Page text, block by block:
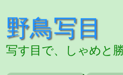
野鳥写目
写す目で、しゃめと